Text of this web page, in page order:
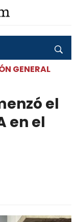
GENERAL
el
en el